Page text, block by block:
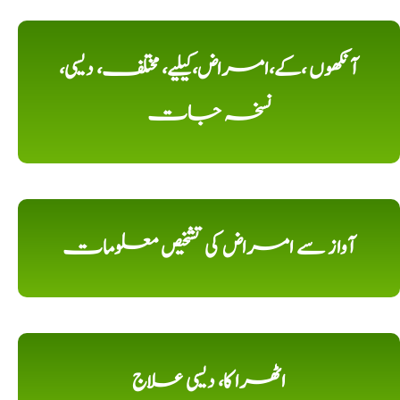
آنکھوں ،کے،امراض،کیلیے، مختلف، دیسی،
نسخہ جات
آواز سے امراض کی تشخیص معلومات
اٹھرا کا، دیسی علاج